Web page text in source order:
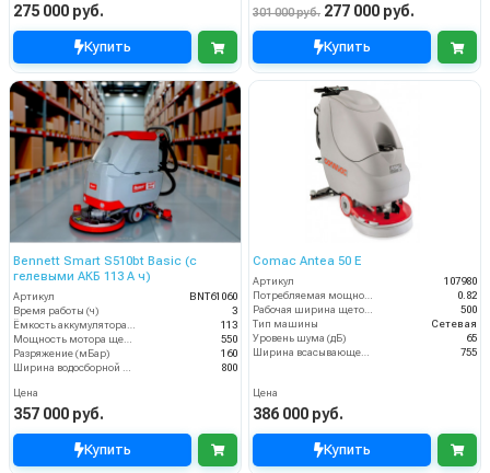
275 000 руб.
Купить
301 000 руб. 277 000 руб.
Купить
Bennett Smart S510bt Basic (с
гелевыми АКБ 113 А ч)
Артикул
BNT61060
Время работы (ч)
3
113
550
Разряжение (мБар)
160
800
Цена
357 000 руб.
Купить
Comac Antea 50 E
Артикул
107980
0.82
500
Тип машины
Сетевая
Уровень шума (дБ)
65
755
Цена
386 000 руб.
Купить